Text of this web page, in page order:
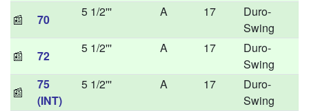
📰 70
5 1/2''' A 17
Duro-
Swing
📰 72
5 1/2''' A 17
Duro-
Swing
📰
75
(INT)
5 1/2''' A 17
Duro-
Swing